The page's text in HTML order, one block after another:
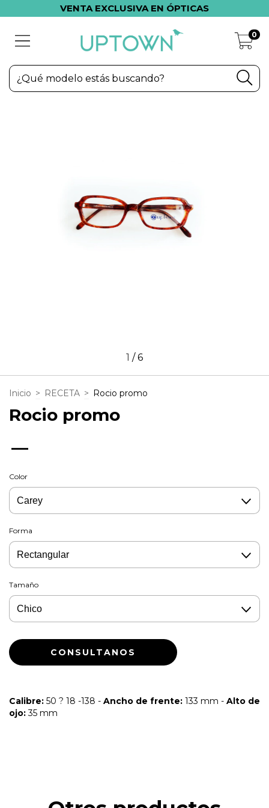
VENTA EXCLUSIVA EN ÓPTICAS
0
1 /6
Inicio > RECETA > Rocio promo
Rocio promo
—
Color
Forma
Tamaño
Calibre: 50 ? 18 -138 - Ancho de frente: 133 mm - Alto de
ojo:35 mm